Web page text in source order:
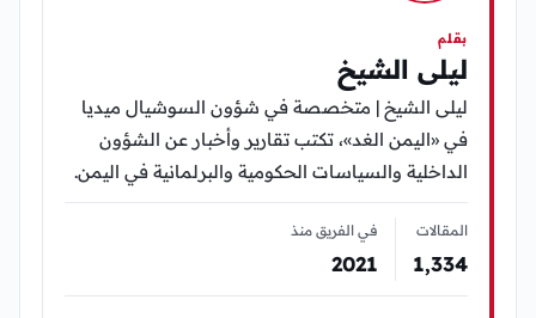
بقلم
ليلى الشيخ
ليلى الشيخ | متخصصة في شؤون السوشيال ميديا
في «اليمن الغد»، تكتب تقارير وأخبار عن الشؤون
الداخلية والسياسات الحكومية والبرلمانية في اليمن.
المقالات
1٬334
في الفريق منذ
2021